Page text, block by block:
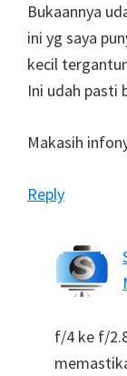
Bukaannya
ini yg saya
kecil
Ini udah pasti
Makasih
Reply
f/4 ke f/